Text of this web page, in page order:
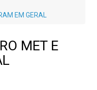
EM GERAL
MET E